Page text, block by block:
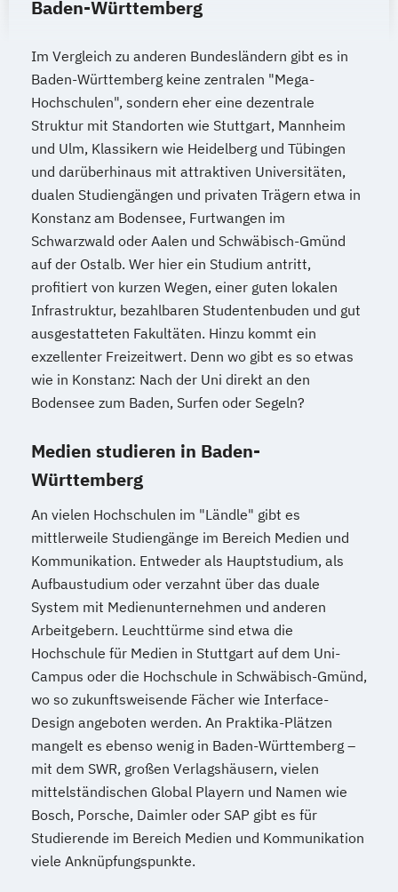
Baden-Württemberg
Im Vergleich zu anderen Bundesländern gibt es in
Baden-Württemberg keine zentralen "Mega-
Hochschulen", sondern eher eine dezentrale
Struktur mit Standorten wie Stuttgart, Mannheim
und Ulm, Klassikern wie Heidelberg und Tübingen
und darüberhinaus mit attraktiven Universitäten,
dualen Studiengängen und privaten Trägern etwa in
Konstanz am Bodensee, Furtwangen im
Schwarzwald oder Aalen und Schwäbisch-Gmünd
auf der Ostalb. Wer hier ein Studium antritt,
profitiert von kurzen Wegen, einer guten lokalen
Infrastruktur, bezahlbaren Studentenbuden und gut
ausgestatteten Fakultäten. Hinzu kommt ein
exzellenter Freizeitwert. Denn wo gibt es so etwas
wie in Konstanz: Nach der Uni direkt an den
Bodensee zum Baden, Surfen oder Segeln?
Medien studieren in Baden-
Württemberg
An vielen Hochschulen im "Ländle" gibt es
mittlerweile Studiengänge im Bereich Medien und
Kommunikation. Entweder als Hauptstudium, als
Aufbaustudium oder verzahnt über das duale
System mit Medienunternehmen und anderen
Arbeitgebern. Leuchttürme sind etwa die
Hochschule für Medien in Stuttgart auf dem Uni-
Campus oder die Hochschule in Schwäbisch-Gmünd,
wo so zukunftsweisende Fächer wie Interface-
Design angeboten werden. An Praktika-Plätzen
mangelt es ebenso wenig in Baden-Württemberg –
mit dem SWR, großen Verlagshäusern, vielen
mittelständischen Global Playern und Namen wie
Bosch, Porsche, Daimler oder SAP gibt es für
Studierende im Bereich Medien und Kommunikation
viele Anknüpfungspunkte.